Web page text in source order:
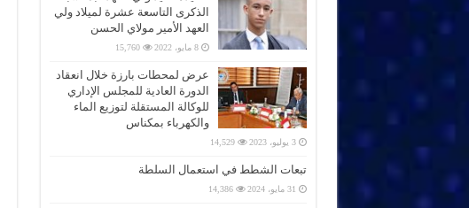
الذكرى التاسعة عشرة لميلاد ولي
العهد الأمير مولاي الحسن
8 مايو، 2022 15,760
عرض لمحطات بارزة خلال انعقاد
الدورة العادية للمجلس الإداري
للوكالة المستقلة لتوزيع الماء
والكهرباء بمكناس
3 يوليو، 2023 14,529
تبعات الشطط في استعمال السلطة
31 مايو، 2024 14,386